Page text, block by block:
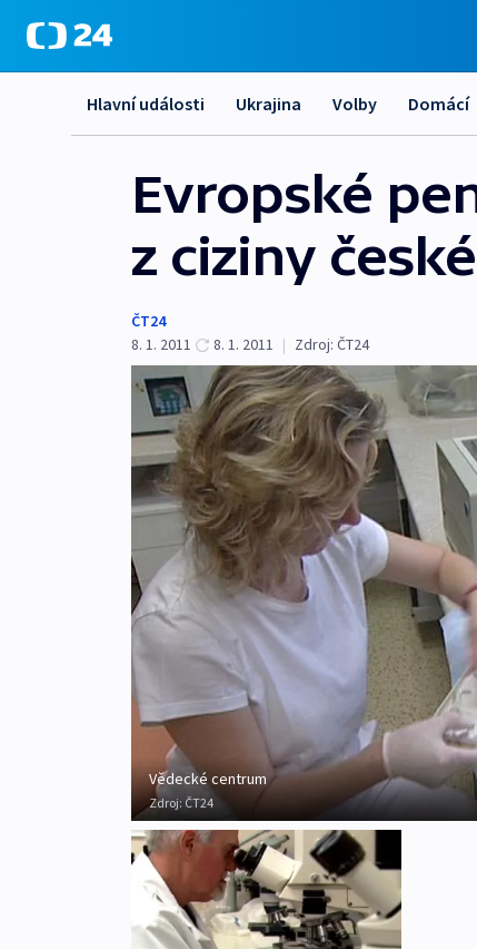
Hlavní události Ukrajina Volby Domácí
Evropské
z ciziny
ČT24
8. 1. 2011
8. 1. 2011 | Zdroj: ČT24
Vědecké centrum
Zdroj: ČT24